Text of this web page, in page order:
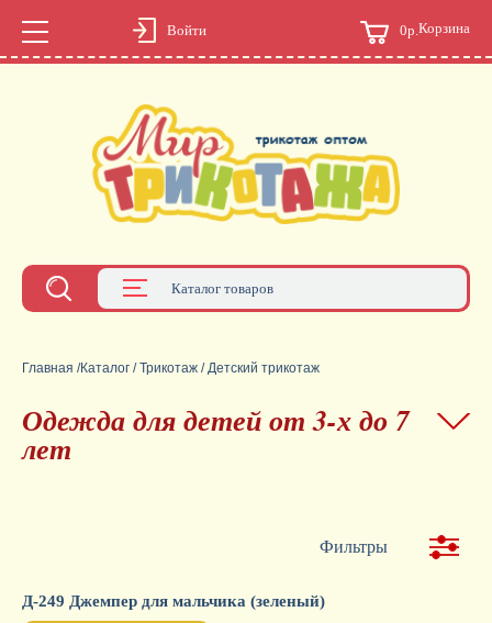
Войти Корзина
0р.
Каталог товаров
Главная /Каталог /Трикотаж / Детский трикотаж
Одежда для детей от 3-х до 7
лет
Фильтры
Д-249 Джемпер для мальчика (зеленый)